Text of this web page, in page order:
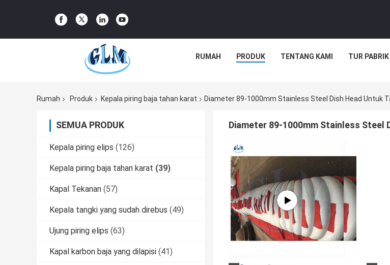
RUMAH PRODUK TENTANG KAMI TUR PABRIK
Rumah Produk Kepala piring baja tahan karat Diameter 89-1000mm Stainless Steel Dish Head Untuk
SEMUA PRODUK
Kepala piring elips (126)
Kepala piring baja tahan karat (39)
Kapal Tekanan (57)
Kepala tangki yang sudah direbus (49)
Ujung piring elips (63)
Kapal karbon baja yang dilapisi (41)
Diameter 89-1000mm Stainless Steel